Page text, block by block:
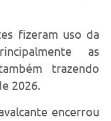
fizeram uso da
as
trazendo
2026.
encerrou